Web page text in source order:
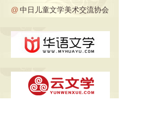
@ 中日儿童文学美术交流协会